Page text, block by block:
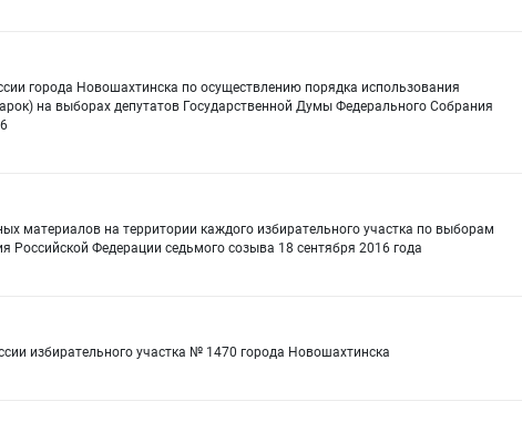
города Новошахтинска по осуществлению порядка использования
на выборах депутатов Государственной Думы Федерального Собрания
материалов на территории каждого избирательного участка по выборам
Российской Федерации седьмого созыва 18 сентября 2016 года
избирательного участка № 1470 города Новошахтинска